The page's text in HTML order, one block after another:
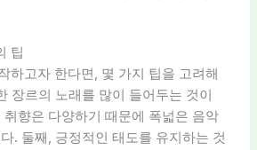
팁
하고자 한다면, 몇 가지 팁을 고려해
장르의 노래를 많이 들어두는 것이
향은 다양하기 때문에 폭넓은 음악
. 둘째, 긍정적인 태도를 유지하는 것